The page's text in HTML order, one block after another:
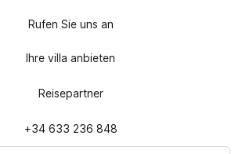
Rufen Sie uns an
Ihre villa anbieten
Reisepartner
+34 633 236 848